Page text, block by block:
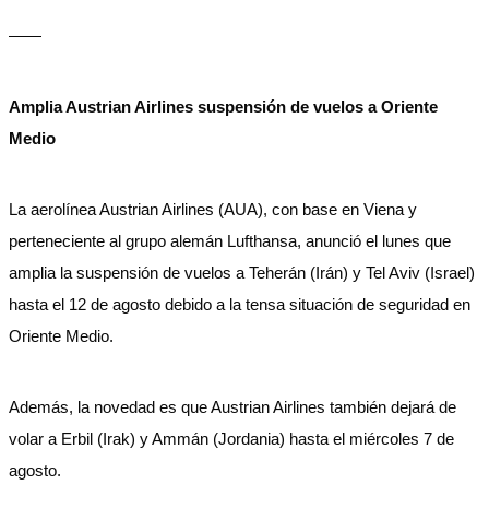
——
Amplia Austrian Airlines suspensión de vuelos a Oriente
Medio
La aerolínea Austrian Airlines (AUA), con base en Viena y
perteneciente al grupo alemán Lufthansa, anunció el lunes que
amplia la suspensión de vuelos a Teherán (Irán) y Tel Aviv (Israel)
hasta el 12 de agosto debido a la tensa situación de seguridad en
Oriente Medio.
Además, la novedad es que Austrian Airlines también dejará de
volar a Erbil (Irak) y Ammán (Jordania) hasta el miércoles 7 de
agosto.